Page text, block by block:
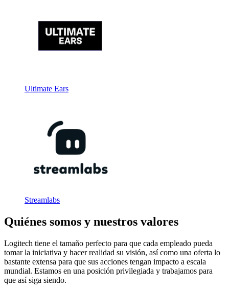
Ultimate Ears
Streamlabs
Quiénes somos y nuestros valores
Logitech tiene el tamaño perfecto para que cada empleado pueda
tomar la iniciativa y hacer realidad su visión, así como una oferta lo
bastante extensa para que sus acciones tengan impacto a escala
mundial. Estamos en una posición privilegiada y trabajamos para
que así siga siendo.